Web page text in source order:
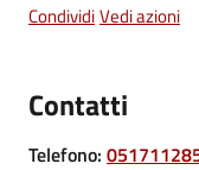
Servizi
Vivere
Castel
Maggiore
CondividiVedi azioni
Contatti
Telefono: